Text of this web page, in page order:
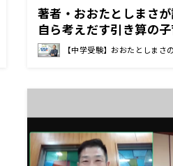
著者・おおたとしまさ
自ら考えだす引き算の子
【中学受験】おおたとしまさ